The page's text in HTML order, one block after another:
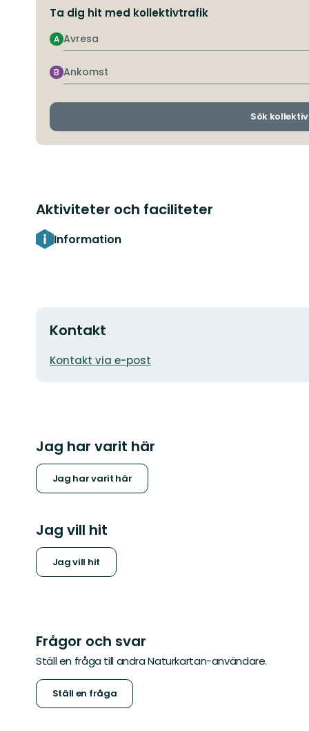
Ta dig hit med kollektivtrafik
Avresa
A
Ankomst
B
Sök
Aktiviteter och faciliteter
Information
Kontakt
E-
Kontakt via e-post
Jag har varit här
Jag har varit här
Jag vill hit
Jag vill hit
Frågor och svar
Ställ en fråga till andra Naturkartan-användare.
Ställ en fråga